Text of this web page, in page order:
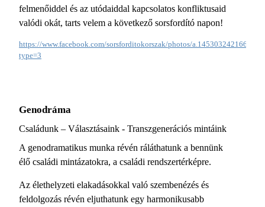
felmenőiddel és az utódaiddal kapcsolatos konfliktusaid
valódi okát, tarts velem a következő sorsfordító napon!
https://www.facebook.com/sorsforditokorszak/photos/
type=3
Genodráma
Családunk – Választásaink - Transzgenerációs mintáink
A genodramatikus munka révén ráláthatunk a bennünk
élő családi mintázatokra, a családi rendszertérképre.
Az élethelyzeti elakadásokkal való szembenézés és
feldolgozás révén eljuthatunk egy harmonikusabb